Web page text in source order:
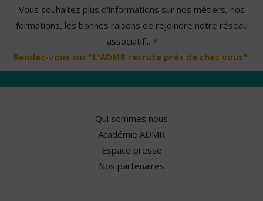
Vous souhaitez plus d'informations sur nos métiers, nos
formations, les bonnes raisons de rejoindre notre réseau
associatif... ?
Rendez-vous sur "L'ADMR recrute près de chez vous".
Qui sommes nous
Académie ADMR
Espace presse
Nos partenaires